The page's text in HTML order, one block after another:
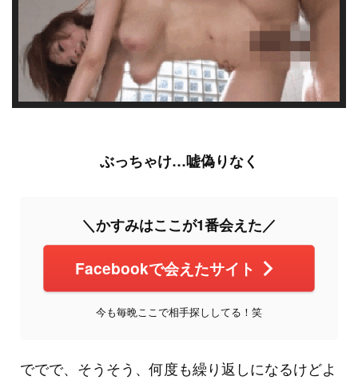
ぶっちゃけ…嘘偽りなく
＼かすみはここが1番会えた／
Facebookで会えたサイト
今も毎晩ここで相手探ししてる！笑
ででで、そうそう、何度も繰り返しになるけどよ